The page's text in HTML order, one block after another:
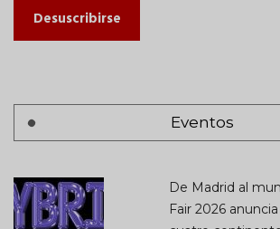
Desuscribirse
Eventos
De Madrid al
Fair 2026